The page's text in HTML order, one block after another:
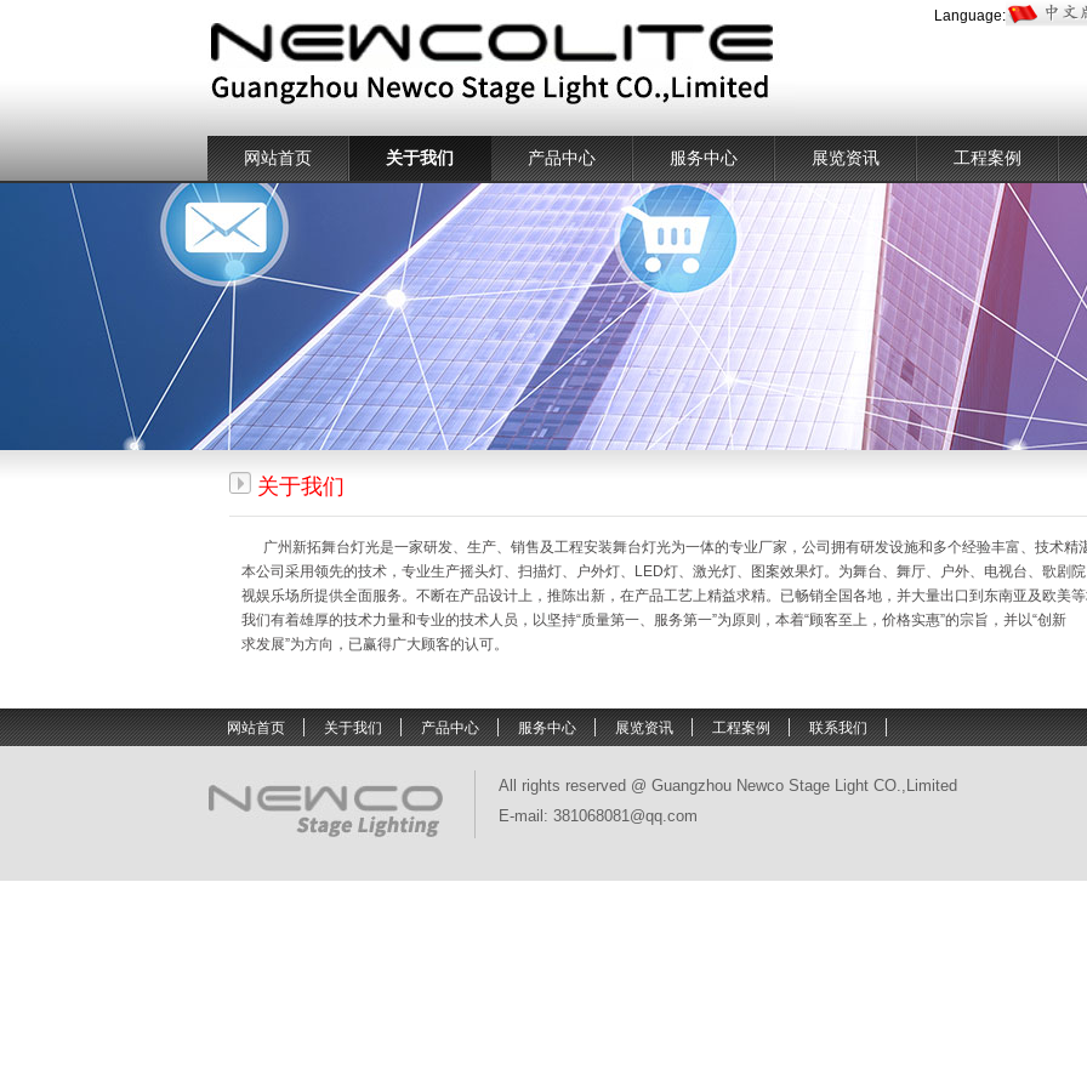
网站首页 关于我们 产品中心 服务中心 展览资讯 工程案例
Language:
关于我们
广州新拓舞台灯光是一家研发、生产、销售及工程安装舞台灯光为一体的专业厂家，公司拥有研发设施和多个经验丰富、技术精
本公司采用领先的技术，专业生产摇头灯、扫描灯、户外灯、LED灯、激光灯、图案效果灯。为舞台、舞厅、户外、电视台、歌剧
视娱乐场所提供全面服务。不断在产品设计上，推陈出新，在产品工艺上精益求精。已畅销全国各地，并大量出口到东南亚及欧美等
我们有着雄厚的技术力量和专业的技术人员，以坚持“质量第一、服务第一”为原则，本着“顾客至上，价格实惠”的宗旨，并以“创新
求发展”为方向，已赢得广大顾客的认可。
网站首页 关于我们 产品中心 服务中心 展览资讯 工程案例 联系我们
All rights reserved @ Guangzhou Newco Stage Light CO.,Limited
E-mail: 381068081@qq.com